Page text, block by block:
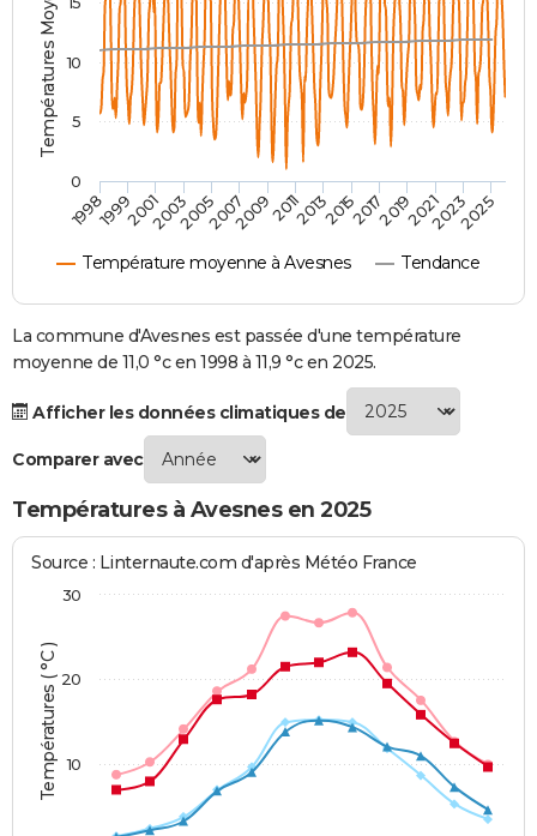
Destinations
City break
Voyage nature
Voyage de noces
Forum
Climat
PHOTO
GUIDES D'ACHAT
BONS PLANS
CARTE DE VOEUX
Carte de Noël
Carte Bonne année
Carte Saint-Valentin
Carte Pâques
Carte d'anniversaire
DICTIONNAIRE
Dictionnaire
Biographies
Citations
Expressions
Proverbes
PROGRAMME TV
S'inscrire
Se connecter
Lycées
Collèges
Primaires
Universités
Entreprises
Service militaire
Avis de recherche
AVIS DE DÉCÈS
FORUM
Bricolage
Lifestyle
Culture
Sport
Auto
Television
Voyage
Cinema
Température moyenne à Avesnes Tendance
199819992001200320052007200920112013201520172019202120232025
0
5
10
La commune d'Avesnes est passée d'une température
moyenne de 11,0 °c en 1998 à 11,9 °c en 2025.
Afficher les données climatiques de
Comparer avec
Températures à Avesnes en 2025
Températures ( °C )
Source : Linternaute.com d'après Météo France
10
20
30